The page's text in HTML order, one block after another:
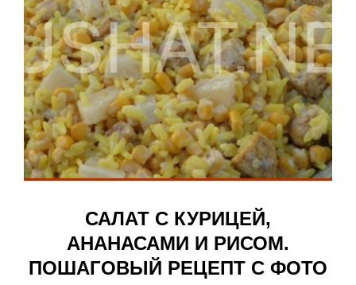
САЛАТ С КУРИЦЕЙ,
АНАНАСАМИ И РИСОМ.
ПОШАГОВЫЙ РЕЦЕПТ С ФОТО